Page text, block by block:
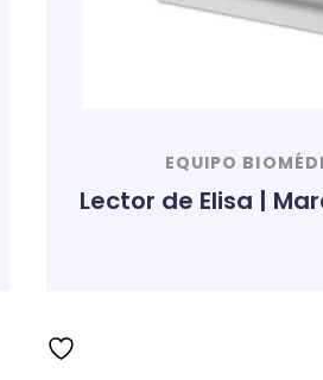
EQUIPO
Lector de Elisa |